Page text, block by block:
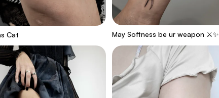
Cat May Softness be ur weapon ⚔️✨️